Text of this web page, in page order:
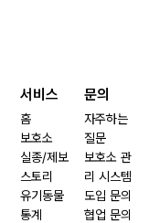
서비스
홈
보호소
실종/제보
스토리
유기동물
통계
문의
자주하는
질문
보호소 관
리 시스템
도입 문의
협업 문의